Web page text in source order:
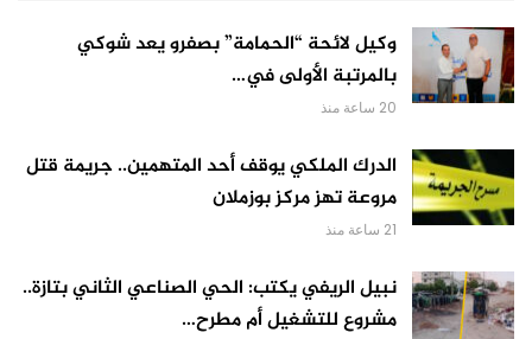
وكيل لائحة “الحمامة” بصفرو يعد شوكي
بالمرتبة الأولى في…
20 ساعة منذ
الدرك الملكي يوقف أحد المتهمين.. جريمة قتل
مروعة تهز مركز بوزملان
21 ساعة منذ
نبيل الريفي يكتب: الحي الصناعي الثاني بتازة..
مشروع للتشغيل أم مطرح…